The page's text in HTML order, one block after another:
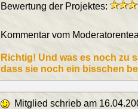
Bewertung der Projektes:
Kommentar vom
Richtig! Und was es noch zu
dass sie noch ein bisschen
Mitglied schrieb am